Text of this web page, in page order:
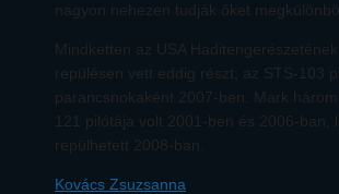
nagyon nehezen tudják őket
Mindketten az USA
repülésen vett eddig részt, az STS-103
parancsnokaként 2007-ben. Mark
121 pilótája volt 2001-ben és 2006-
repülhetett 2008-ban.
Kovács Zsuzsanna